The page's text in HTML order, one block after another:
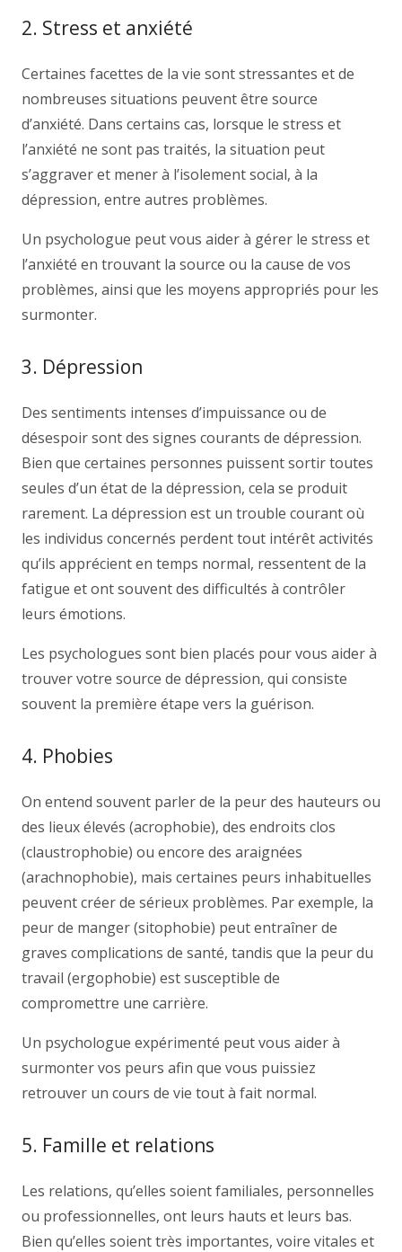
2. Stress et anxiété
Certaines facettes de la vie sont stressantes et de
nombreuses situations peuvent être source
d’anxiété. Dans certains cas, lorsque le stress et
l’anxiété ne sont pas traités, la situation peut
s’aggraver et mener à l’isolement social, à la
dépression, entre autres problèmes.
Un psychologue peut vous aider à gérer le stress et
l’anxiété en trouvant la source ou la cause de vos
problèmes, ainsi que les moyens appropriés pour les
surmonter.
3. Dépression
Des sentiments intenses d’impuissance ou de
désespoir sont des signes courants de dépression.
Bien que certaines personnes puissent sortir toutes
seules d’un état de la dépression, cela se produit
rarement. La dépression est un trouble courant où
les individus concernés perdent tout intérêt activités
qu’ils apprécient en temps normal, ressentent de la
fatigue et ont souvent des difficultés à contrôler
leurs émotions.
Les psychologues sont bien placés pour vous aider à
trouver votre source de dépression, qui consiste
souvent la première étape vers la guérison.
4. Phobies
On entend souvent parler de la peur des hauteurs ou
des lieux élevés (acrophobie), des endroits clos
(claustrophobie) ou encore des araignées
(arachnophobie), mais certaines peurs inhabituelles
peuvent créer de sérieux problèmes. Par exemple, la
peur de manger (sitophobie) peut entraîner de
graves complications de santé, tandis que la peur du
travail (ergophobie) est susceptible de
compromettre une carrière.
Un psychologue expérimenté peut vous aider à
surmonter vos peurs afin que vous puissiez
retrouver un cours de vie tout à fait normal.
5. Famille et relations
Les relations, qu’elles soient familiales, personnelles
ou professionnelles, ont leurs hauts et leurs bas.
Bien qu’elles soient très importantes, voire vitales et